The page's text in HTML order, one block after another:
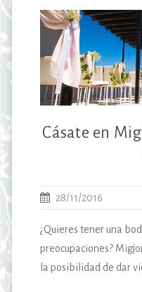
Cásate en
28/11/2016
¿Quieres tener una
preocupaciones?
la posibilidad de dar